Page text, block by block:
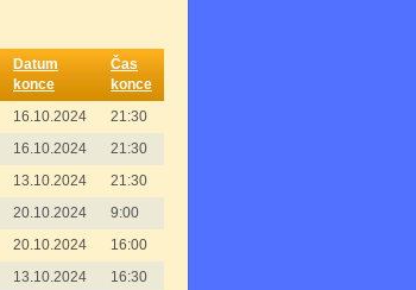
Datum
konce
Čas
konce
16.10.2024
21:30
16.10.2024
21:30
13.10.2024
21:30
20.10.2024
9:00
20.10.2024
16:00
13.10.2024
16:30